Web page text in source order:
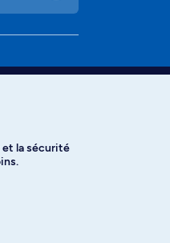
et la sécurité